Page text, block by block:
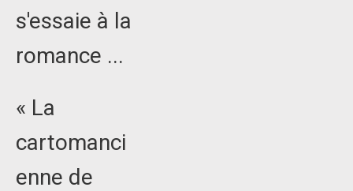
s'essaie à la
romance ...
« La
cartomanci
enne de